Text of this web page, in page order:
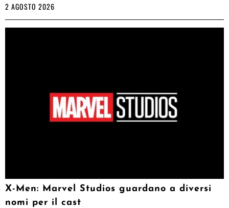
2 AGOSTO 2026
X-Men: Marvel Studios guardano a diversi
nomi per il cast